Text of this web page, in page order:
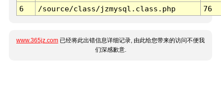
6
/source/class/jzmysql.class.php 76
www.365jz.com 已经将此出错信息详细记录, 由此给您带来的访问不便我
们深感歉意.